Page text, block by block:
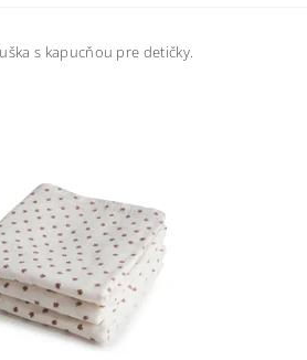
s kapucňou pre detičky.